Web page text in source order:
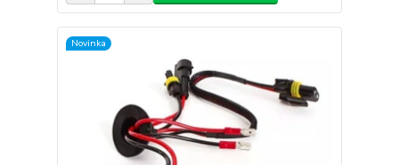
Novinka